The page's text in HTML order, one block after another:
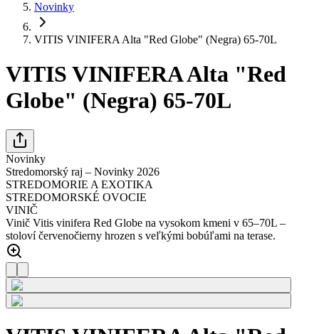
Novinky
VITIS VINIFERA Alta "Red Globe" (Negra) 65-70L
VITIS VINIFERA Alta "Red
Globe" (Negra) 65-70L
Novinky
Stredomorský raj – Novinky 2026
STREDOMORIE A EXOTIKA
STREDOMORSKÉ OVOCIE
VINIČ
Vinič Vitis vinifera Red Globe na vysokom kmeni v 65–70L –
stoloví červenočierny hrozen s veľkými bobúľami na terase.